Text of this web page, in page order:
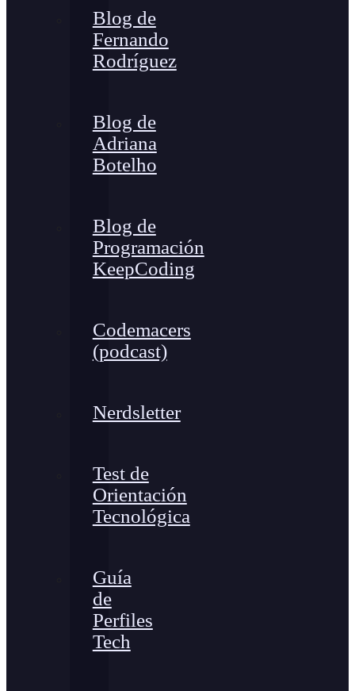
Blog de
Fernando
Rodríguez
Blog de
Adriana
Botelho
Blog de
Programación
KeepCoding
Codemacers
(podcast)
Nerdsletter
Test de
Orientación
Tecnológica
Guía
de
Perfiles
Tech